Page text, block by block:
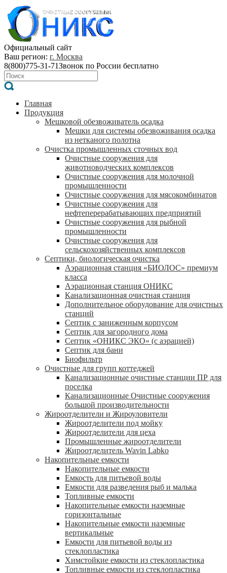
Официальный сайт
Ваш регион: г. Москва
8(800)775-31-71Звонок по России бесплатно
Главная
Продукция
Мешковой обезвоживатель осадка
Мешки для системы обезвоживания осадка
из нетканого полотна
Очистка промышленных сточных вод
Очистные сооружения для
животноводческих комплексов
Очистные сооружения для молочной
промышленности
Очистные сооружения для мясокомбинатов
Очистные сооружения для
нефтеперерабатывающих предприятий
Очистные сооружения для рыбной
промышленности
Очистные сооружения для
сельскохозяйственных комплексов
Септики, биологическая очистка
Аэрационная станция «БИОЛОС» премиум
класса
Аэрационная станция ОНИКС
Канализационная очистная станция
Дополнительное оборудование для очистных
станций
Септик с заниженным корпусом
Септик для загородного дома
Септик «ОНИКС ЭКО» (с аэрацией)
Септик для бани
Биофильтр
Очистные для групп коттеджей
Канализационные очистные станции ПР для
поселка
Канализационные Очистные сооружения
большой производительности
Жироотделители и Жироуловители
Жироотделители под мойку
Жироотделители для цеха
Промышленные жироотделители
Жироотделитель Wavin Labko
Накопительные емкости
Накопительные емкости
Емкость для питьевой воды
Емкости для разведения рыб и малька
Топливные емкости
Накопительные емкости наземные
горизонтальные
Накопительные емкости наземные
вертикальные
Емкости для питьевой воды из
стеклопластика
Химстойкие емкости из стеклопластика
Топливные емкости из стеклопластика